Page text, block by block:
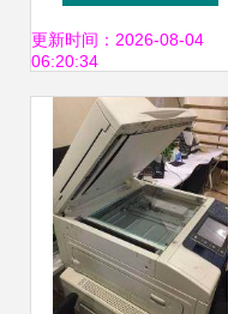
备为您带来高效办
公体验
更新时间：2026-08-04
06:20:34